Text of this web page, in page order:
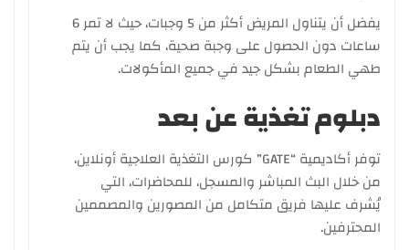
يفضل أن يتناول المريض أكثر من 5 وجبات، حيث لا تمر 6
ساعات دون الحصول على وجبة صحية، كما يجب أن يتم
طهي الطعام بشكل جيد في جميع المأكولات.
دبلوم تغذية عن بعد
توفر أكاديمية “GATE” كورس التغذية العلاجية أونلاين،
من خلال البث المباشر والمسجل، للمحاضرات، التي
يُشرف عليها فريق متكامل من المصورين والمصممين
المحترفين.